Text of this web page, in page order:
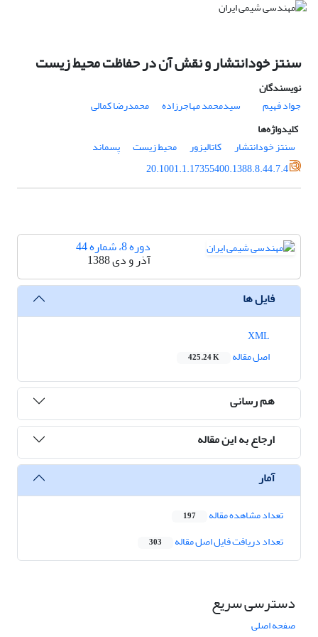
سنتز خودانتشار و نقش آن در حفاظت محیط زیست
نویسندگان
جواد فهیم
سیدمحمد مهاجرزاده
محمدرضا کمالی
کلیدواژه‌ها
سنتز خودانتشار
کاتالیزور محیط زیست
پسماند
20.1001.1.17355400.1388.8.44.7.4
دوره 8، شماره 44
آذر و دی 1388
فایل ها
اصل مقاله
425.24 K
هم رسانی
ارجاع به این مقاله
آمار
تعداد مشاهده مقاله 197
تعداد دریافت فایل اصل مقاله 303
دسترسی سریع
صفحه اصلی